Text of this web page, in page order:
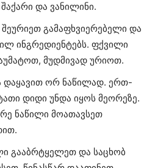
და ვანილინი.
გამაფხვიერებელი და
ინგრედიენტებს. ფქვილი
მუდმივად ურიოთ.
ორ ნაწილად. ერთ-
დიდი უნდა იყოს მეორეზე.
ნაწილი მოათავსეთ
გააბრტყელეთ და საცხობ